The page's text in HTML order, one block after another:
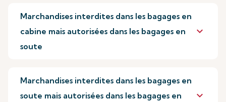
Marchandises interdites dans les bagages en
cabine mais autorisées dans les bagages en
soute
keyboard_arrow_down
Marchandises interdites dans les bagages en
soute mais autorisées dans les bagages en
keyboard_arrow_down